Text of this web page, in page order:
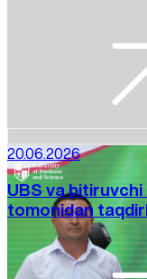
20.06.2026
UBS va
tomonidan